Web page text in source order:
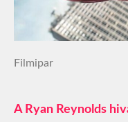
Filmipar
A Ryan Reynolds